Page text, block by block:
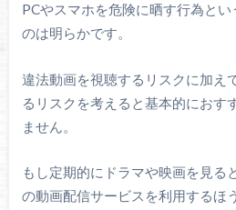
PCやスマホを危険に晒す行為と
のは明らかです。
違法動画を視聴するリスクに加え
るリスクを考えると基本的におす
ません。
もし定期的にドラマや映画を見る
の動画配信サービスを利用するほ